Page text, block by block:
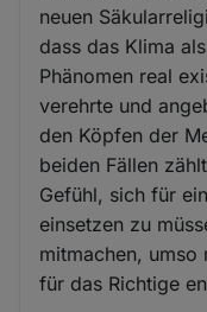
neuen
dass das Klima
Phänomen real
verehrte und
den Köpfen der
beiden Fällen
Gefühl, sich für
einsetzen zu
mitmachen, umso
für das Richtige